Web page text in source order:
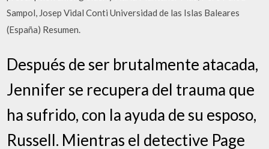
Sampol, Josep Vidal Conti Universidad de las Islas Baleares
(España) Resumen.
Después de ser brutalmente atacada,
Jennifer se recupera del trauma que
ha sufrido, con la ayuda de su esposo,
Russell. Mientras el detective Page